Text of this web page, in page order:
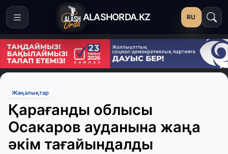
ALASHORDA.KZ RU
Жаңалықтар
Қарағанды облысы
Осакаров ауданына жаңа
әкім тағайындалды